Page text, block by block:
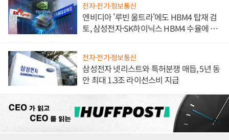
전자·전기·정보통신
엔비디아 '루빈 울트라'에도 HBM4 탑재 검
토, 삼성전자·SK하이닉스 HBM4 수율에 주
전자·전기·정보통신
삼성전자 넷리스트와 특허분쟁 매듭, 5년 동
안 최대 1.3조 라이선스비 지급